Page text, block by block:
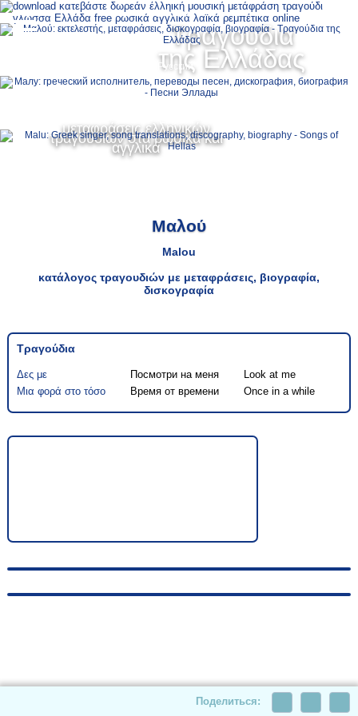
Τραγούδια
της Ελλάδας
μεταφράσεις ελληνικών
τραγουδιών στα ρωσικά και
αγγλικά
Ελληνικά
Русский
Μαλού
Malou
κατάλογος τραγουδιών με μεταφράσεις, βιογραφία,
δισκογραφία
Τραγούδια
Δες με Посмотри на меня
Look at me
Μια φορά στο τόσο
Время от времени Once in a while
Поделиться: